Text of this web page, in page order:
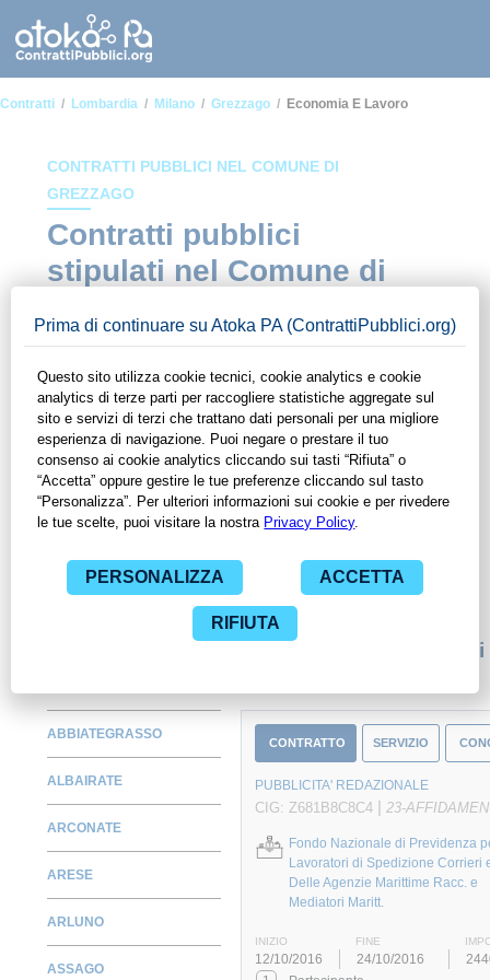
Contratti Lombardia Milano Grezzago Economia E Lavoro
CONTRATTI PUBBLICI NEL COMUNE DI
GREZZAGO
Contratti pubblici
stipulati nel Comune di
Economia e lavoro
In questa sezione del sito di ContrattiPubblici.org potrai avere
ad alcuni dei contratti presenti nella piattaforma stipulati
all'interno del Comune di Grezzago in ambito Economia e
lavoro. Grazie alle funzionalità di ContrattiPubblici.org potrai
monitorare la scadenza dei contratti pubblici di tuo interesse e
programmare la tua attività commerciale con le Pubbliche
Amministrazioni con largo anticipo. Il servizio di
ContrattiPubblici.org offre agli utenti 7 giorni di prova gratuiti
per avere l'opportunità di conoscere e consultare tutti i dati
affidamenti diretti.
Monitora alcuni
ABBIATEGRASSO
ALBAIRATE
ARCONATE
ARESE
ARLUNO
ASSAGO
CONTRATTO SERVIZIO
PUBBLICITA' REDAZIONALE
CIG: Z681B8C8C4 | 23-
Fondo Nazionale di Previdenza
Lavoratori di Spedizione Corrieri
Delle Agenzie Marittime Racc. e
Mediatori Maritt.
INIZIO FINE
12/10/2016 24/10/2016